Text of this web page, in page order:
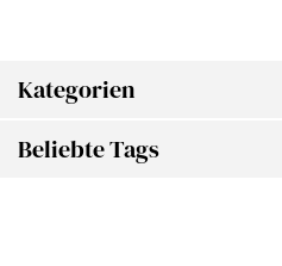
Kategorien
Beliebte Tags